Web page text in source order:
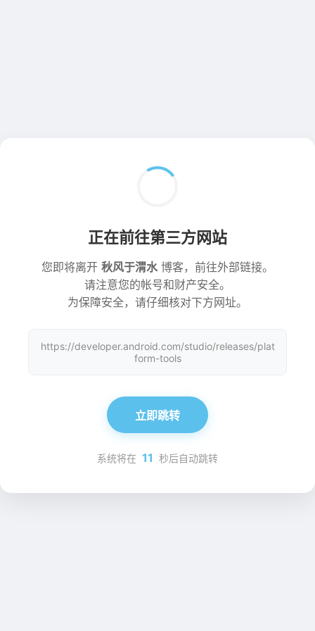
正在前往第三方网站
您即将离开 秋风于渭水博客，前往外部链接。
请注意您的帐号和财产安全。
为保障安全，请仔细核对下方网址。
https://developer.android.com/studio/releases/plat
form-tools
立即跳转
系统将在 11 秒后自动跳转